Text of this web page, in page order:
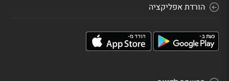
הורדת אפליקציה